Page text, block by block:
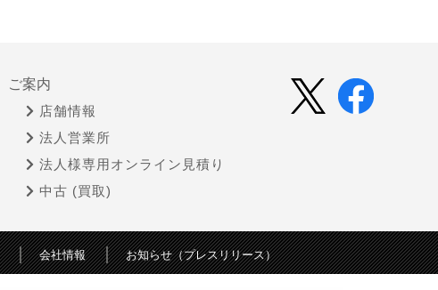
ご案内
店舗情報
法人営業所
法人様専用オンライン見積り
中古 (買取)
会社情報 お知らせ（プレスリリース）